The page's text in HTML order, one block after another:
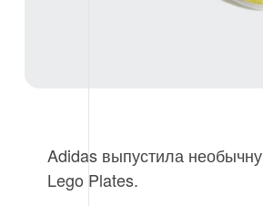
Adidas выпустила
Lego Plates.